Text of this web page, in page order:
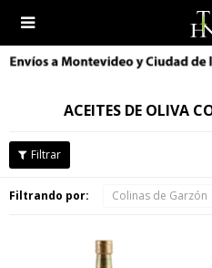

ACEITES DE OLIVA
Filtrando por: Colinas de Garzón